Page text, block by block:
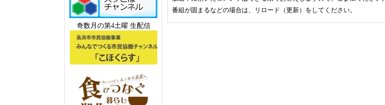
奇数月の第4土曜 生配信
番組が固まるなどの場合は、リロード（更新）をしてください。